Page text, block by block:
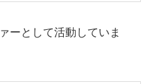
ーとして活動していま